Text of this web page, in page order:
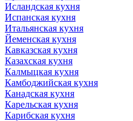
Исландская кухня
Испанская кухня
Итальянская кухня
Йеменская кухня
Кавказская кухня
Казахская кухня
Калмыцкая кухня
Камбоджийская кухня
Канадская кухня
Карельская кухня
Карибская кухня